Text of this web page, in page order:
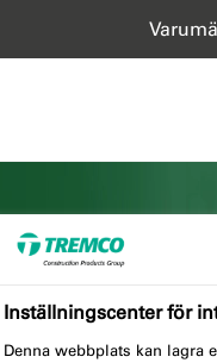
Inställningscenter för
Denna webbplats kan lagra